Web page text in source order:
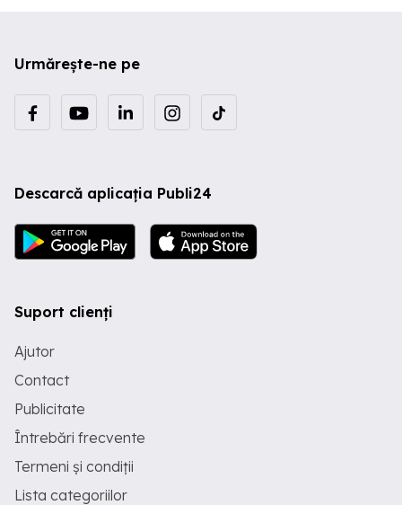
Urmărește-ne pe
Descarcă aplicația Publi24
Suport clienți
Ajutor
Contact
Publicitate
Întrebări frecvente
Termeni și condiții
Lista categoriilor